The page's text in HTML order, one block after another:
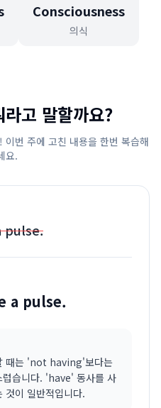
Consciousness
의식
고 말할까요?
번 주에 고친 내용을 한번 복습해
요.
pulse.
a pulse.
때는 'not having'보다는
습니다. 'have' 동사를 사
것이 일반적입니다.